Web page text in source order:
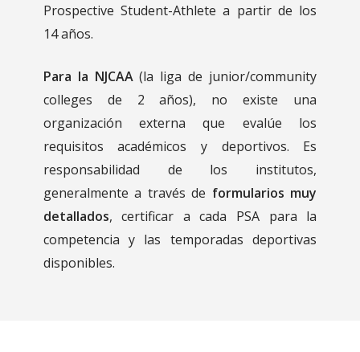
Prospective Student-Athlete a partir de los
14 años.
Para la NJCAA(la liga de junior/community
colleges de 2 años), no existe una
organización externa que evalúe los
requisitos académicos y deportivos. Es
responsabilidad de los institutos,
generalmente a través de formularios muy
detallados, certificar a cada PSA para la
competencia y las temporadas deportivas
disponibles.